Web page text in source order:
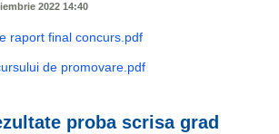
2022 14:40
raport final concurs.pdf
de promovare.pdf
proba scrisa grad